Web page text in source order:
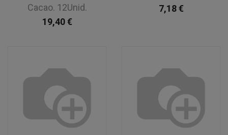
Cacao. 12Unid.
19,40€
7,18€